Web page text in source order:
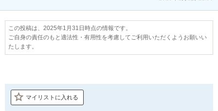
この投稿は、2025年1月31日時点の情報です。
ご自身の責任のもと適法性・有用性を考慮してご利用いただくようお願いい
たします。
マイリストに入れる